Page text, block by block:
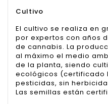
Cultivo
El cultivo se realiza en
por expertos con años
de cannabis. La
al máximo el medio
de la planta, siendo
ecológicos (certificado
pesticidas, sin
Las semillas están